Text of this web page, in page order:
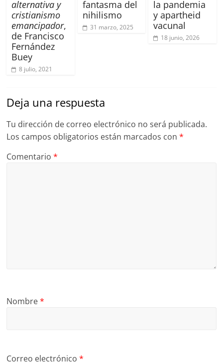
alternativa y
cristianismo
emancipador,
de Francisco
Fernández
Buey
8 julio, 2021
fantasma del
nihilismo
31 marzo, 2025
la pandemia
y apartheid
vacunal
18 junio, 2026
Deja una respuesta
Tu dirección de correo electrónico no será publicada.
Los campos obligatorios están marcados con*
Comentario*
Nombre*
Correo electrónico*